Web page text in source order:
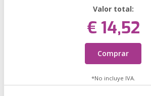
Valor total:
€ 14,52
Comprar
*No incluye IVA.